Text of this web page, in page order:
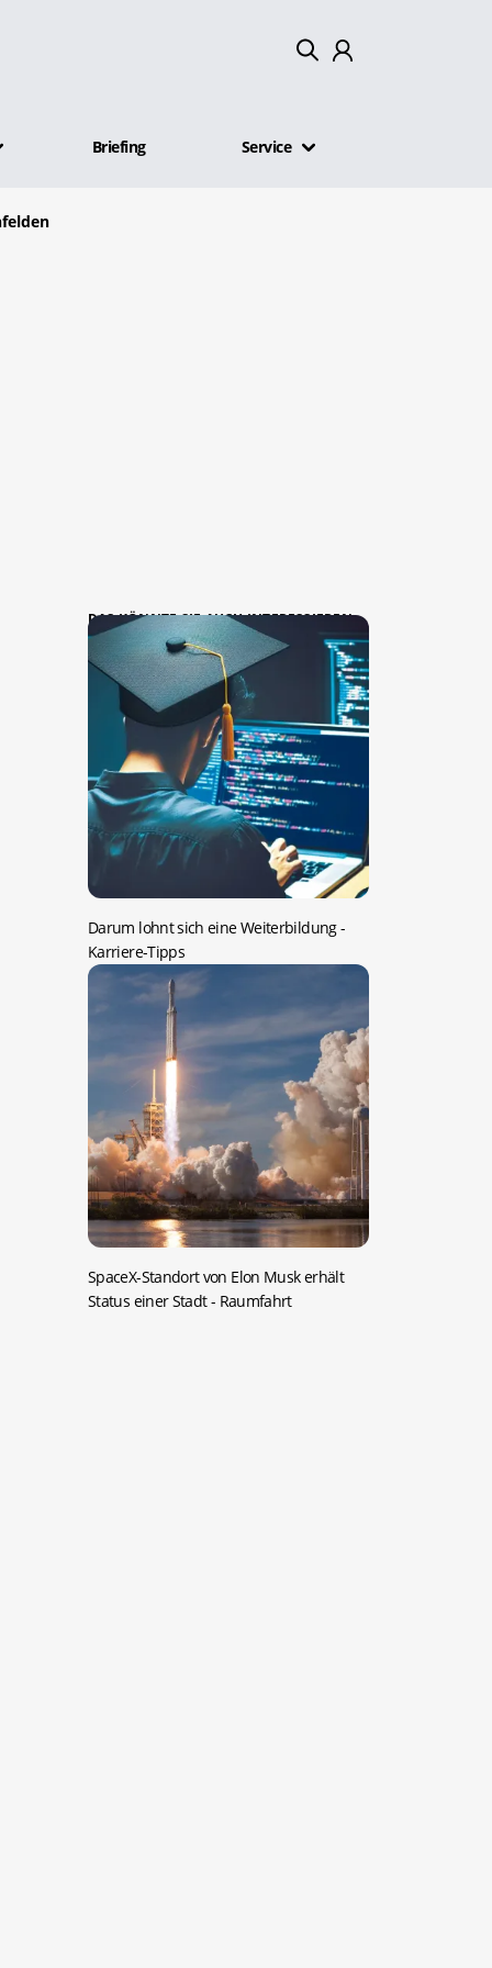
Briefing Service
DAS KÖNNTE SIE AUCH INTERESSIEREN:
Darum lohnt sich eine Weiterbildung-
Karriere-Tipps
SpaceX-Standort von Elon Musk erhält
Status einer Stadt- Raumfahrt